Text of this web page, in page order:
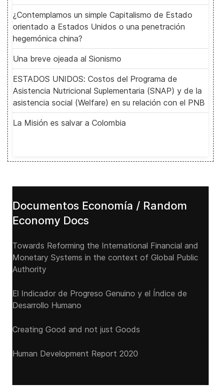
¿Contemplamos un simple Capitalismo de Estado
orientado a Estados Unidos o una penetración
hegemónica china?
Una breve ojeada al Sionismo
ESTADOS UNIDOS: Costos del Programa de
Asistencia Nutricional Suplementaria (SNAP) y de la
asistencia social (Welfare) en su relación con el PNB
La Misión es salvar a Colombia
Documentos Economía / Random
Economy Docs
Towards Reforming the International Financial and
Monetary Systems in the context of Global Public
Authority
El Indicador de Progreso Genuino y el Índice de
Desarrollo Humano
Creating Good and not just Goods
Human Development Report 2020